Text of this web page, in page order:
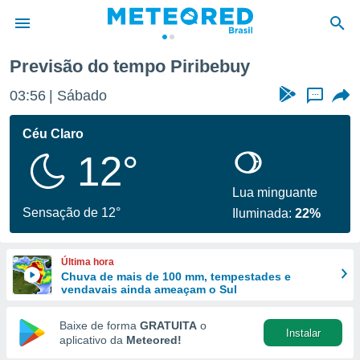
da
fornecidas
a este
das
e
forma
digital
Previsão do tempo Piribebuy
03:56 Sábado ...
Céu Claro
12°
Sensação de 12°
Lua minguante
Iluminada:22%
Última hora
Chuva de mais de 100 mm, tempestades e
vendavais ainda ameaçam o Sul
Baixe de forma GRATUITA o
aplicativo da Meteored!
Instalar